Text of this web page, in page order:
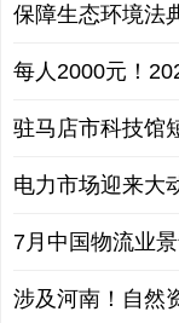
保障生态环境法
每人2000元！
驻马店市科技馆
电力市场迎来大
7月中国物流业
涉及河南！自然